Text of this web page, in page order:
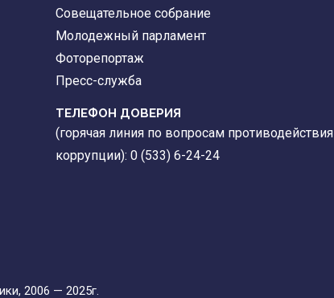
Совещательное собрание
Молодежный парламент
Фоторепортаж
Пресс-служба
ТЕЛЕФОН ДОВЕРИЯ
(горячая линия по вопросам противодействия
коррупции): 0 (533) 6-24-24
2006 — 2025г.